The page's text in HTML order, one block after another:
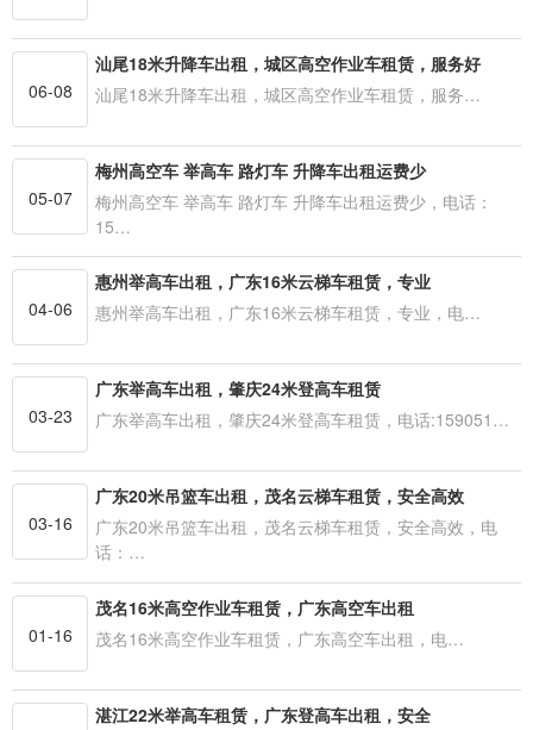
06-08
汕尾18米升降车出租，城区高空作业车租赁，服务好
汕尾18米升降车出租，城区高空作业车租赁，服务…
05-07
梅州高空车 举高车 路灯车 升降车出租运费少
梅州高空车 举高车 路灯车 升降车出租运费少，电话：
15…
04-06
惠州举高车出租，广东16米云梯车租赁，专业
惠州举高车出租，广东16米云梯车租赁，专业，电…
03-23
广东举高车出租，肇庆24米登高车租赁
广东举高车出租，肇庆24米登高车租赁，电话:159051…
03-16
广东20米吊篮车出租，茂名云梯车租赁，安全高效
广东20米吊篮车出租，茂名云梯车租赁，安全高效，电
话：…
01-16
茂名16米高空作业车租赁，广东高空车出租
茂名16米高空作业车租赁，广东高空车出租，电…
湛江22米举高车租赁，广东登高车出租，安全